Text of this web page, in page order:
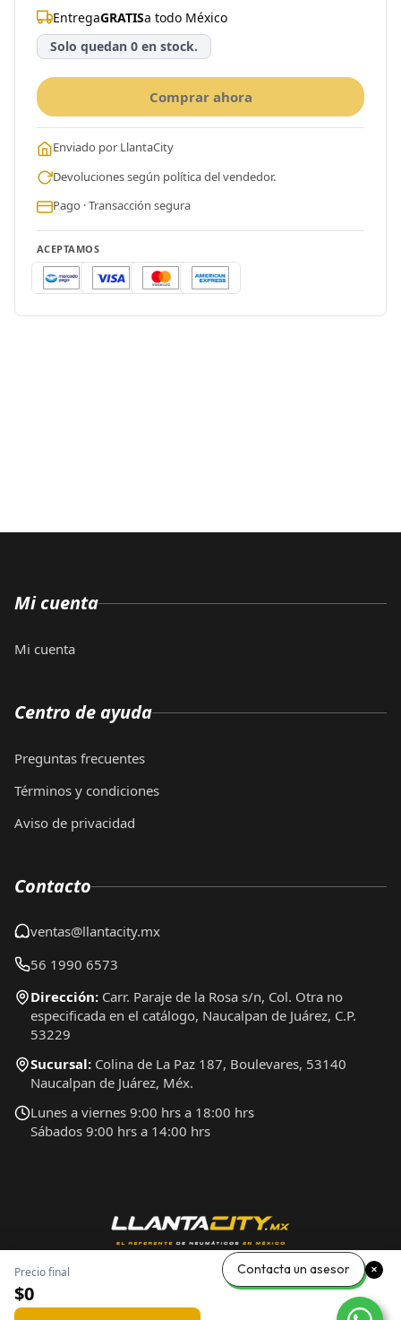
EntregaGRATISa todo México
Solo quedan 0 en stock.
Comprar ahora
Enviado por LlantaCity
Devoluciones según política del vendedor.
Pago · Transacción segura
ACEPTAMOS
Precio final
$0
Mi cuenta
Mi cuenta
Centro de ayuda
Preguntas frecuentes
Términos y condiciones
Aviso de privacidad
Contacto
ventas@llantacity.mx
56 1990 6573
Dirección: Carr. Paraje de la Rosa s/n, Col. Otra no
especificada en el catálogo, Naucalpan de Juárez, C.P.
53229
Sucursal: Colina de La Paz 187, Boulevares, 53140
Naucalpan de Juárez, Méx.
Lunes a viernes 9:00 hrs a 18:00 hrs
Sábados 9:00 hrs a 14:00 hrs
Contacta un asesor